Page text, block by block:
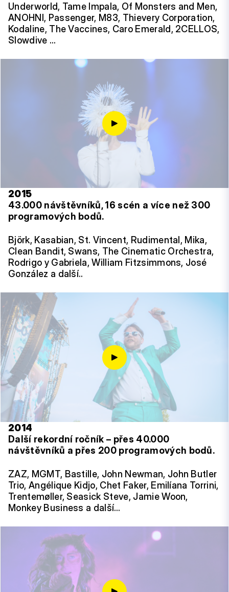
Underworld, Tame Impala, Of Monsters and Men,
ANOHNI, Passenger, M83, Thievery Corporation,
Kodaline, The Vaccines, Caro Emerald, 2CELLOS,
Slowdive …
2015
43.000 návštěvníků, 16 scén a více než 300
programových bodů.
Björk, Kasabian, St. Vincent, Rudimental, Mika,
Clean Bandit, Swans, The Cinematic Orchestra,
Rodrigo y Gabriela, William Fitzsimmons, José
González a další..
2014
Další rekordní ročník – přes 40.000
návštěvníků a přes 200 programových bodů.
ZAZ, MGMT, Bastille, John Newman, John Butler
Trio, Angélique Kidjo, Chet Faker, Emilíana Torrini,
Trentemøller, Seasick Steve, Jamie Woon,
Monkey Business a další…